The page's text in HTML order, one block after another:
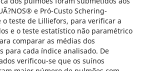
e Pró-Custo Schering-
o teste de Lilliefors, para verificar a
e o teste estatístico não paramétrico
comparar as médias dos
para cada índice analisado. De
verificou-se que os suínos